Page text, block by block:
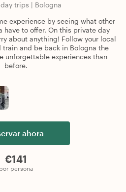
day trips | Bologna
experience by seeing what other
have to offer. On this private day
about anything! Follow your local
train and be back in Bologna the
unforgettable experiences than
before.
ahora
€141
por persona